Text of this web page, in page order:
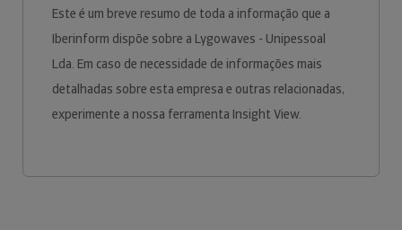
Este é um breve resumo de toda a informação que a
Iberinform dispõe sobre a Lygowaves - Unipessoal
Lda. Em caso de necessidade de informações mais
detalhadas sobre esta empresa e outras relacionadas,
experimente a nossa ferramenta Insight View.